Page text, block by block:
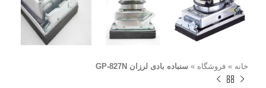
خانه » فروشگاه » سنباده بادی لرزان GP-827N